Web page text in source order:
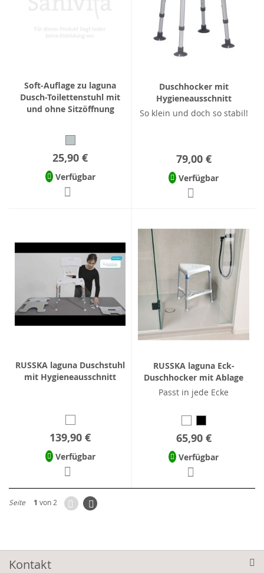
Soft-Auflage zu laguna
Dusch-Toilettenstuhl mit
und ohne Sitzöffnung
25,90 €
Verfügbar
Duschhocker mit
Hygieneausschnitt
So klein und doch so stabil!
79,00 €
Verfügbar
RUSSKA laguna Duschstuhl
mit Hygieneausschnitt
139,90 €
Verfügbar
RUSSKA laguna Eck-
Duschhocker mit Ablage
Passt in jede Ecke
65,90 €
Verfügbar
Seite 1 von 2 ZurückSeite
Weiter
Kontakt